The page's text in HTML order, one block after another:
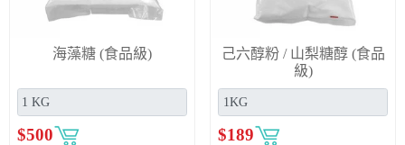
海藻糖 (食品級)
$500
己六醇粉 / 山梨糖醇 (食品
級)
$189